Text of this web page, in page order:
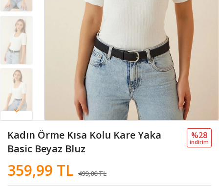
Kadın Örme Kısa Kolu Kare Yaka
Basic Beyaz Bluz
359,99 TL 499,00 TL
%28
i̇ndi̇ri̇m